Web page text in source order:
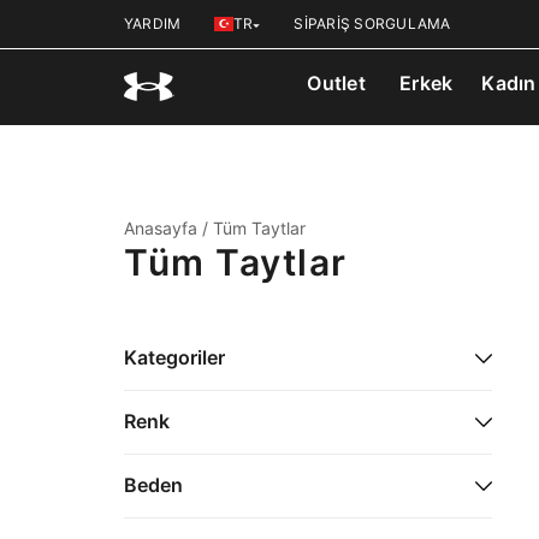
YARDIM TR SİPARİŞ SORGULAMA
Outlet Erkek Kadın
Tüm Taytlar
Anasayfa / Tüm Taytlar
Kategoriler
Erkek
Çocuk
Renk
Beden